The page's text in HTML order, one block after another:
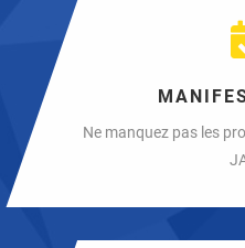
Ne manquez pas les